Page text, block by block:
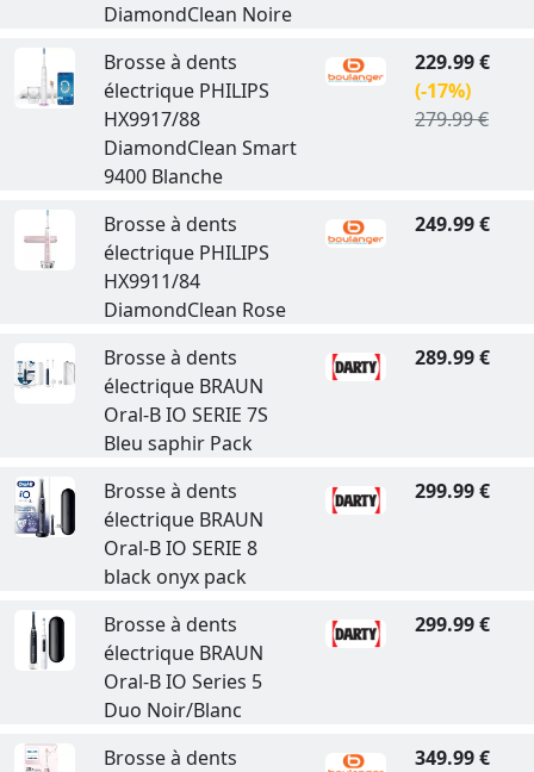
DiamondClean Noire
Brosse à dents
électrique PHILIPS
HX9917/88
DiamondClean Smart
9400 Blanche
229.99 €
(-17%)
279.99 €
Brosse à dents
électrique PHILIPS
HX9911/84
DiamondClean Rose
249.99 €
Brosse à dents
électrique BRAUN
Oral-B IO SERIE 7S
Bleu saphir Pack
289.99 €
Brosse à dents
électrique BRAUN
Oral-B IO SERIE 8
black onyx pack
299.99 €
Brosse à dents
électrique BRAUN
Oral-B IO Series 5
Duo Noir/Blanc
299.99 €
Brosse à dents
349.99 €